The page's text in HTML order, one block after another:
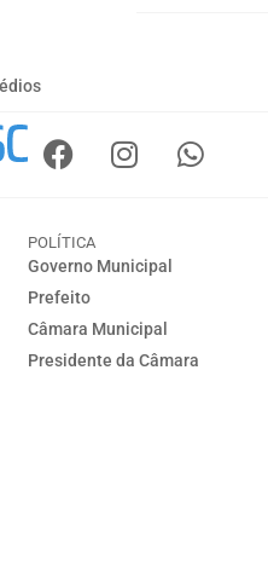
POLÍTICA
Governo Municipal
Prefeito
Câmara Municipal
Presidente da Câmara